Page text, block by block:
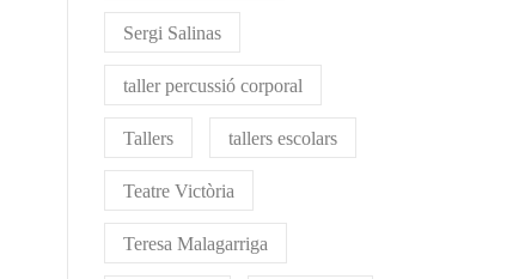
Sergi Salinas
taller percussió corporal
Tallers tallers escolars
Teatre Victòria
Teresa Malagarriga